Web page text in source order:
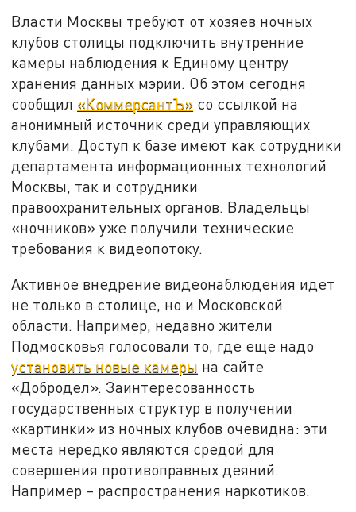
Власти Москвы требуют от хозяев ночных
клубов столицы подключить внутренние
камеры наблюдения к Единому центру
хранения данных мэрии. Об этом сегодня
сообщил «КоммерсантЪ» со ссылкой на
анонимный источник среди управляющих
клубами. Доступ к базе имеют как сотрудники
департамента информационных технологий
Москвы, так и сотрудники
правоохранительных органов. Владельцы
«ночников» уже получили технические
требования к видеопотоку.
Активное внедрение видеонаблюдения идет
не только в столице, но и Московской
области. Например, недавно жители
Подмосковья голосовали то, где еще надо
установить новые камеры на сайте
«Добродел». Заинтересованность
государственных структур в получении
«картинки» из ночных клубов очевидна: эти
места нередко являются средой для
совершения противоправных деяний.
Например – распространения наркотиков.